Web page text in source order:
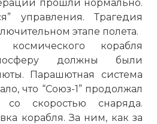
прошли нормально.
управления. Трагедия
этапе полета.
корабля
должны были
Парашютная система
что “Союз-1” продолжал
скоростью снаряда.
корабля. За ним, как за